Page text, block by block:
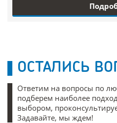
ОСТАЛИСЬ
Ответим на вопросы по
подберем наиболее
выбором,
Задавайте, мы ждем!